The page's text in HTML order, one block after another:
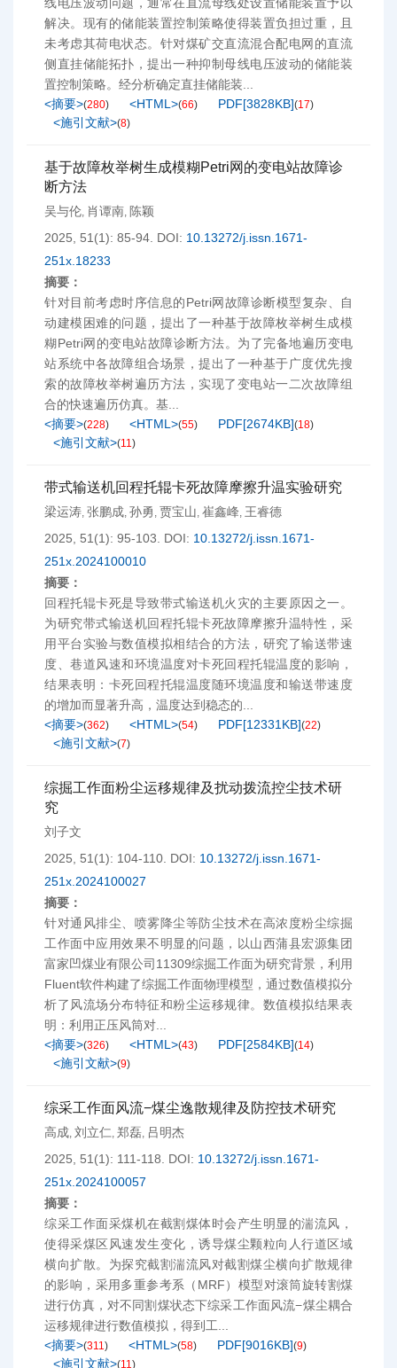
解决。现有的储能装置控制策略使得装置负担过重，且
未考虑其荷电状态。针对煤矿交直流混合配电网的直流
侧直挂储能拓扑，提出一种抑制母线电压波动的储能装
置控制策略。经分析确定直挂储能装...
<摘要>(280) <HTML>(66) PDF[3828KB](17)
<施引文献>(8)
基于故障枚举树生成模糊Petri网的变电站故障诊
断方法
吴与伦, 肖谭南, 陈颖
2025, 51(1): 85-94. DOI: 10.13272/j.issn.1671-
251x.18233
摘要：
针对目前考虑时序信息的Petri网故障诊断模型复杂、自
动建模困难的问题，提出了一种基于故障枚举树生成模
糊Petri网的变电站故障诊断方法。为了完备地遍历变电
站系统中各故障组合场景，提出了一种基于广度优先搜
索的故障枚举树遍历方法，实现了变电站一二次故障组
合的快速遍历仿真。基...
<摘要>(228) <HTML>(55) PDF[2674KB](18)
<施引文献>(11)
带式输送机回程托辊卡死故障摩擦升温实验研究
梁运涛, 张鹏成, 孙勇 , 贾宝山, 崔鑫峰, 王睿德
2025, 51(1): 95-103.
DOI: 10.13272/j.issn.1671-
251x.2024100010
摘要：
回程托辊卡死是导致带式输送机火灾的主要原因之一。
为研究带式输送机回程托辊卡死故障摩擦升温特性，采
用平台实验与数值模拟相结合的方法，研究了输送带速
度、巷道风速和环境温度对卡死回程托辊温度的影响，
结果表明：卡死回程托辊温度随环境温度和输送带速度
的增加而显著升高，温度达到稳态的...
<摘要>(362) <HTML>(54) PDF[12331KB](22)
<施引文献>(7)
综掘工作面粉尘运移规律及扰动拨流控尘技术研
究
刘子文
2025, 51(1): 104-110. DOI: 10.13272/j.issn.1671-
251x.2024100027
摘要：
针对通风排尘、喷雾降尘等防尘技术在高浓度粉尘综掘
工作面中应用效果不明显的问题，以山西蒲县宏源集团
富家凹煤业有限公司11309综掘工作面为研究背景，利用
Fluent软件构建了综掘工作面物理模型，通过数值模拟分
析了风流场分布特征和粉尘运移规律。数值模拟结果表
明：利用正压风筒对...
<摘要>(326) <HTML>(43) PDF[2584KB](14)
<施引文献>(9)
综采工作面风流−煤尘逸散规律及防控技术研究
高成, 刘立仁, 郑磊, 吕明杰
2025, 51(1): 111-118.
DOI: 10.13272/j.issn.1671-
251x.2024100057
摘要：
综采工作面采煤机在截割煤体时会产生明显的湍流风，
使得采煤区风速发生变化，诱导煤尘颗粒向人行道区域
横向扩散。为探究截割湍流风对截割煤尘横向扩散规律
的影响，采用多重参考系（MRF）模型对滚筒旋转割煤
进行仿真，对不同割煤状态下综采工作面风流−煤尘耦合
运移规律进行数值模拟，得到工...
<摘要>(311) <HTML>(58) PDF[9016KB](9)
<施引文献>(11)